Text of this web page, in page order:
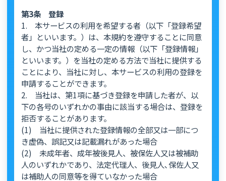
第3条 登録
1. 本サービスの利用を希望する者（以下「登録希望
者」といいます。）は、本規約を遵守することに同意
し、かつ当社の定める一定の情報（以下「登録情報」
といいます。）を当社の定める方法で当社に提供する
ことにより、当社に対し、本サービスの利用の登録を
申請することができます。
2. 当社は、第1項に基づき登録を申請した者が、以
下の各号のいずれかの事由に該当する場合は、登録を
拒否することがあります。
(1) 当社に提供された登録情報の全部又は一部につ
き虚偽、誤記又は記載漏れがあった場合
(2) 未成年者、成年被後見人、被保佐人又は被補助
人のいずれかであり、法定代理人、後見人､保佐人又
は補助人の同意等を得ていなかった場合